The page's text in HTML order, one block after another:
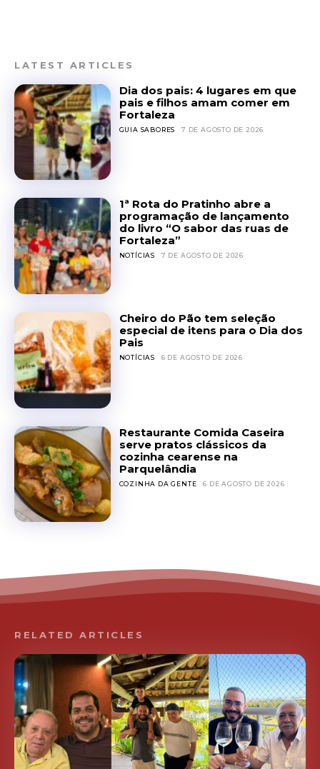
LATEST ARTICLES
Dia dos pais: 4 lugares em que
pais e filhos amam comer em
Fortaleza
GUIA SABORES 7 DE AGOSTO DE 2026
1ª Rota do Pratinho abre a
programação de lançamento
do livro “O sabor das ruas de
Fortaleza”
NOTÍCIAS 7 DE AGOSTO DE 2026
Cheiro do Pão tem seleção
especial de itens para o Dia dos
Pais
NOTÍCIAS 6 DE AGOSTO DE 2026
Restaurante Comida Caseira
serve pratos clássicos da
cozinha cearense na
Parquelândia
COZINHA DA GENTE 6 DE AGOSTO DE 2026
RELATED ARTICLES